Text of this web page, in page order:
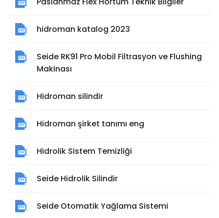
hidroman katalog 2023
Seide RK91 Pro Mobil Filtrasyon ve Flushing
Makinası
Hidroman silindir
Hidroman şirket tanımı eng
Hidrolik Sistem Temizliği
Seide Hidrolik Silindir
Seide Otomatik Yağlama Sistemi